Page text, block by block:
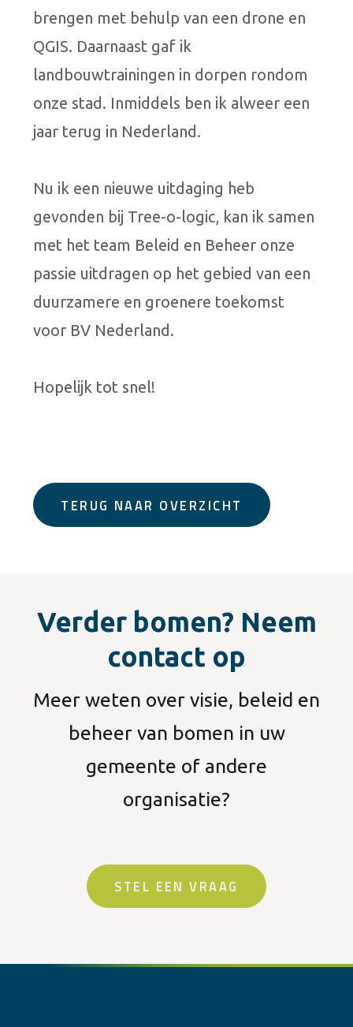
brengen met behulp van een drone en
QGIS. Daarnaast gaf ik
landbouwtrainingen in dorpen rondom
onze stad. Inmiddels ben ik alweer een
jaar terug in Nederland.
Nu ik een nieuwe uitdaging heb
gevonden bij Tree-o-logic, kan ik samen
met het team Beleid en Beheer onze
passie uitdragen op het gebied van een
duurzamere en groenere toekomst
voor BV Nederland.
Hopelijk tot snel!
TERUG NAAR OVERZICHT
Verder bomen? Neem
contact op
Meer weten over visie, beleid en
beheer van bomen in uw
gemeente of andere
organisatie?
STEL EEN VRAAG